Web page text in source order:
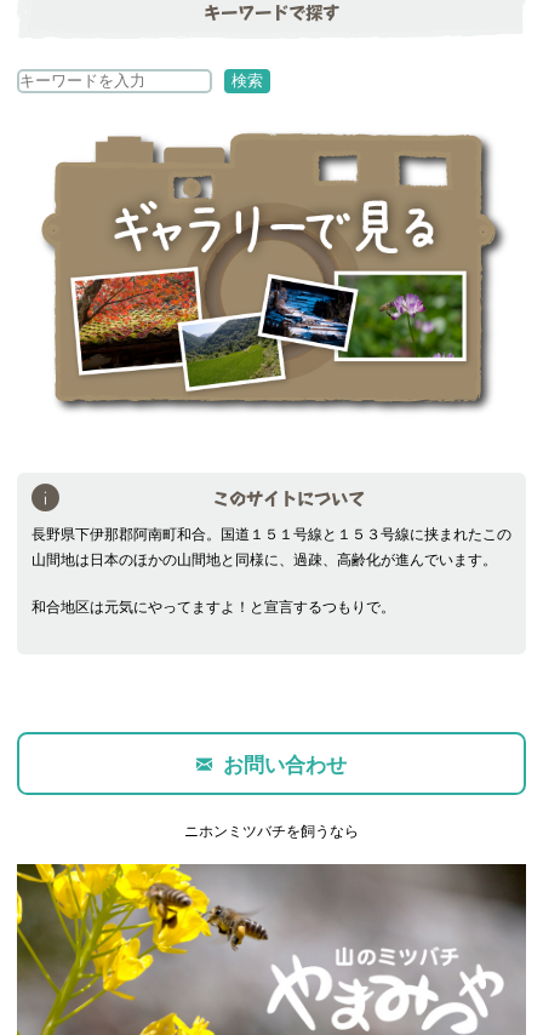
キーワードで探す
検
検索
このサイトについて
長野県下伊那郡阿南町和合。国道１５１号線と１５３号線に挟まれたこの
山間地は日本のほかの山間地と同様に、過疎、高齢化が進んでいます。
和合地区は元気にやってますよ！と宣言するつもりで。
お問い合わせ
ニホンミツバチを飼うなら